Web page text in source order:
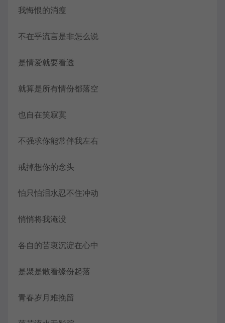
我悔恨的消瘦
不在乎流言是非怎么说
是情爱就要看透
就算是所有情份都落空
也自在笑寂寞
不强求你能常伴我左右
戒掉想你的念头
怕只怕泪水忍不住冲动
悄悄将我淹没
各自的苦衷沉淀在心中
是聚是散看缘份起落
青春岁月难挽留